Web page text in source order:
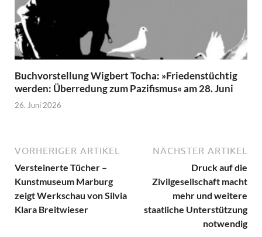
Buchvorstellung Wigbert Tocha: »Friedenstüchtig
werden: Überredung zum Pazifismus« am 28. Juni
26. Juni 2026
VORHERIGER ARTIKEL
Versteinerte Tücher –
Kunstmuseum Marburg
zeigt Werkschau von Silvia
Klara Breitwieser
NÄCHSTER ARTIKEL
Druck auf die
Zivilgesellschaft macht
mehr und weitere
staatliche Unterstützung
notwendig